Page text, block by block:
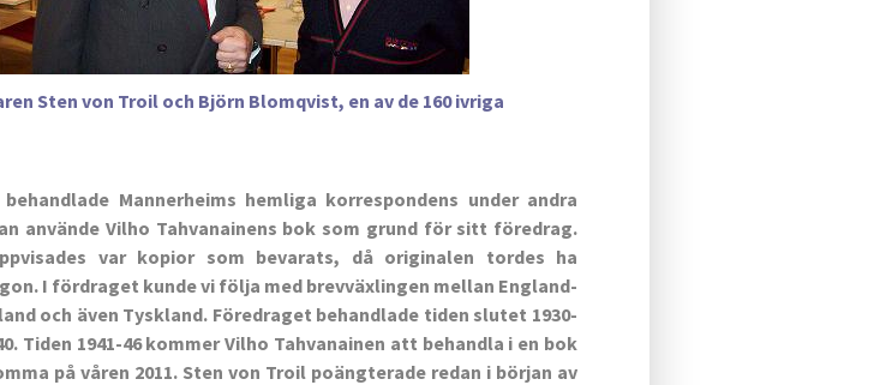
Sten von Troil och Björn Blomqvist, en av de 160 ivriga
Mannerheims hemliga korrespondens under andra
använde Vilho Tahvanainens bok som grund för sitt föredrag.
var kopior som bevarats, då originalen tordes ha
I fördraget kunde vi följa med brevväxlingen mellan England-
och även Tyskland. Föredraget behandlade tiden slutet 1930-
Tiden 1941-46 kommer Vilho Tahvanainen att behandla i en bok
på våren 2011. Sten von Troil poängterade redan i början av